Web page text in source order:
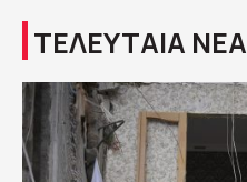
ΤΕΛΕΥΤΑΙΑ ΝΕΑ